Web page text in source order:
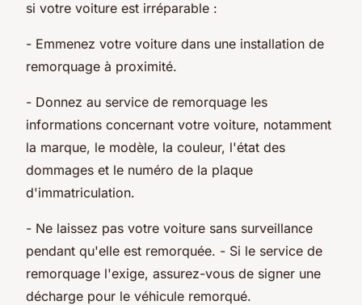
si votre voiture est irréparable :
- Emmenez votre voiture dans une installation de
remorquage à proximité.
- Donnez au service de remorquage les
informations concernant votre voiture, notamment
la marque, le modèle, la couleur, l'état des
dommages et le numéro de la plaque
d'immatriculation.
- Ne laissez pas votre voiture sans surveillance
pendant qu'elle est remorquée. - Si le service de
remorquage l'exige, assurez-vous de signer une
décharge pour le véhicule remorqué.